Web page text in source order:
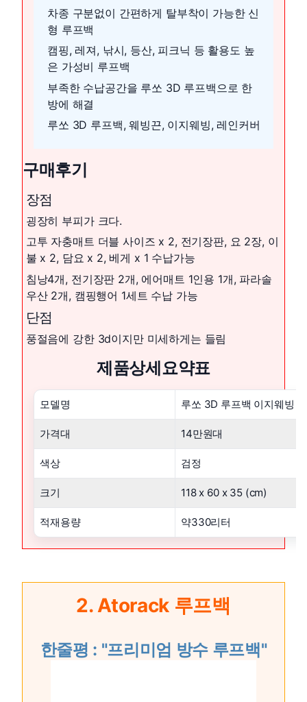
차종 구분없이 간편하게 탈부착이 가능한 신
형 루프백
캠핑, 레져, 낚시, 등산, 피크닉 등 활용도 높
은 가성비 루프백
부족한 수납공간을 루쏘 3D 루프백으로 한
방에 해결
루쏘 3D 루프백, 웨빙끈, 이지웨빙, 레인커버
구매후기
장점
굉장히 부피가 크다.
고투 자충매트 더블 사이즈 x 2, 전기장판, 요 2장, 이
불 x 2, 담요 x 2, 베게 x 1 수납가능
침낭4개, 전기장판 2개, 에어매트 1인용 1개, 파라솔
우산 2개, 캠핑행어 1세트 수납 가능
단점
풍절음에 강한 3d이지만 미세하게는 들림
제품상세요약표
모델명 루쏘 3D 루프백 이지웨빙
가격대 14만원대
색상 검정
크기 118 x 60 x 35 (cm)
적재용량 약330리터
2. Atorack 루프백
한줄평 : "프리미엄 방수 루프백"